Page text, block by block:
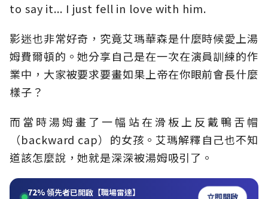
to say it... I just fell in love with him.
影迷也非常好奇，究竟艾瑪華森是什麼時候愛上湯
姆費爾頓的。她分享自己是在一次在演員訓練的作
業中，大家被要求要畫如果上帝在你眼前會長什麼
樣子？
而當時湯姆畫了一幅站在滑板上反戴鴨舌帽
（backward cap）的女孩。艾瑪解釋自己也不知
道該怎麼說，她就是深深被湯姆吸引了。
72%領先者已開啟【職場雷達】